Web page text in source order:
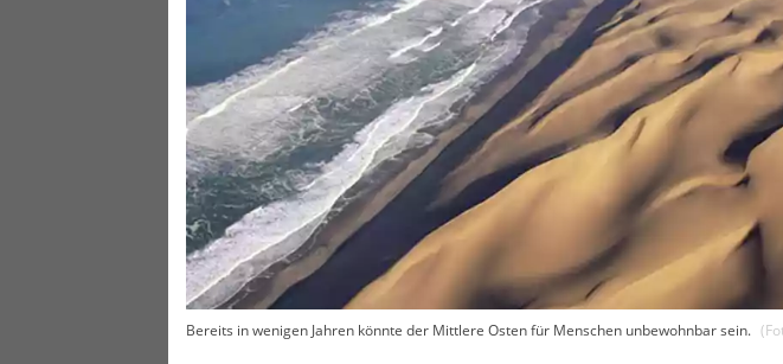
Bereits in wenigen Jahren könnte der Mittlere Osten für Menschen unbewohnbar sein.